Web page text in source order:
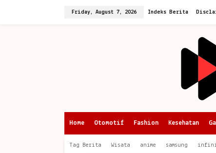
Friday, August 7, 2026 Indeks Berita
Home Otomotif Fashion Kesehatan
Tag Berita Wisata anime samsung